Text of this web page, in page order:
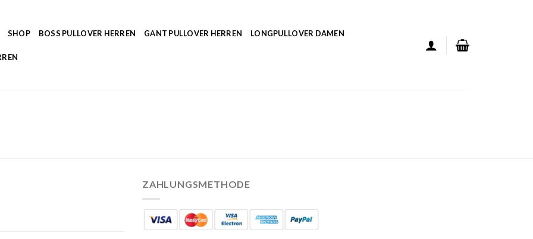
SHOP BOSS PULLOVER HERREN GANT PULLOVER HERREN LONGPULLOVER DAMEN
ZAHLUNGSMETHODE